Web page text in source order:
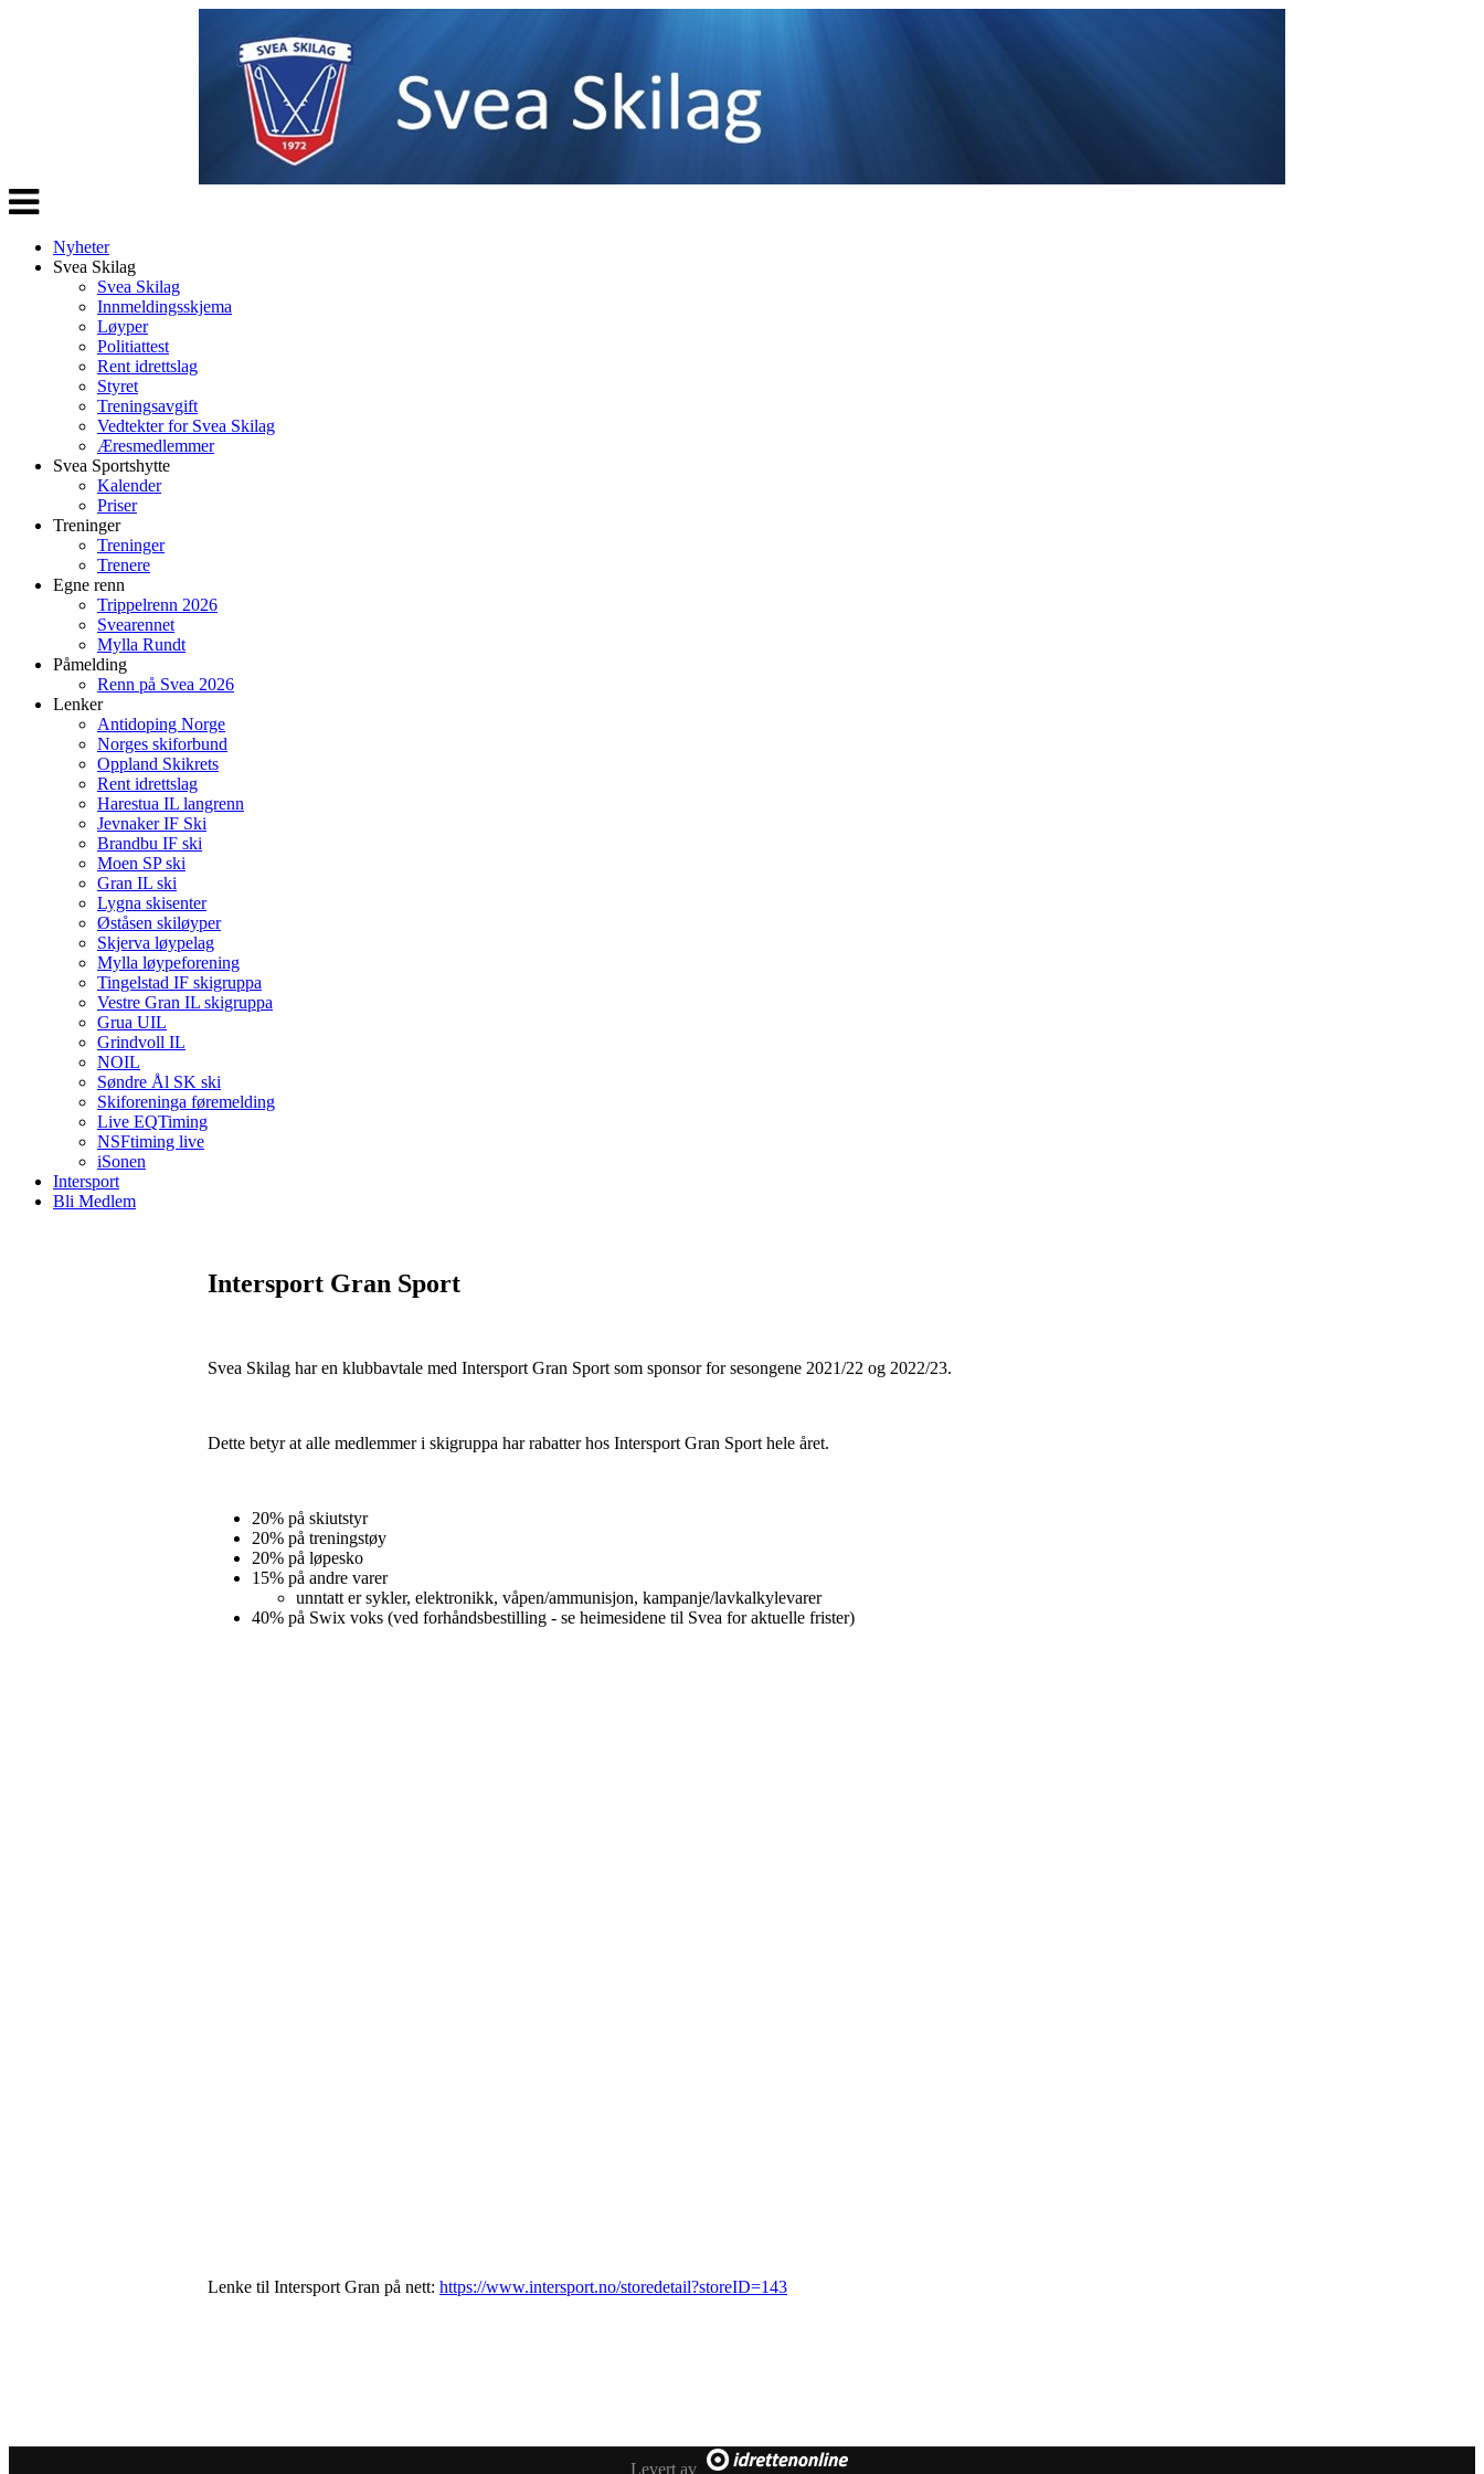
Veksle
navigasjon
Nyheter
Svea Skilag
Svea Skilag
Innmeldingsskjema
Løyper
Politiattest
Rent idrettslag
Styret
Treningsavgift
Vedtekter for Svea Skilag
Æresmedlemmer
Svea Sportshytte
Kalender
Priser
Treninger
Treninger
Trenere
Egne renn
Trippelrenn 2026
Svearennet
Mylla Rundt
Påmelding
Renn på Svea 2026
Lenker
Antidoping Norge
Norges skiforbund
Oppland Skikrets
Rent idrettslag
Harestua IL langrenn
Jevnaker IF Ski
Brandbu IF ski
Moen SP ski
Gran IL ski
Lygna skisenter
Øståsen skiløyper
Skjerva løypelag
Mylla løypeforening
Tingelstad IF skigruppa
Vestre Gran IL skigruppa
Grua UIL
Grindvoll IL
NOIL
Søndre Ål SK ski
Skiforeninga føremelding
Live EQTiming
NSFtiming live
iSonen
Intersport
Bli Medlem
Intersport Gran Sport
Svea Skilag har en klubbavtale med Intersport Gran Sport som sponsor for sesongene 2021/22 og 2022/23.
Dette betyr at alle medlemmer i skigruppa har rabatter hos Intersport Gran Sport hele året.
20% på skiutstyr
20% på treningstøy
20% på løpesko
15% på andre varer
unntatt er sykler, elektronikk, våpen/ammunisjon, kampanje/lavkalkylevarer
40% på Swix voks (ved forhåndsbestilling - se heimesidene til Svea for aktuelle frister)
Lenke til Intersport Gran på nett: https://www.intersport.no/storedetail?storeID=143
Levert av